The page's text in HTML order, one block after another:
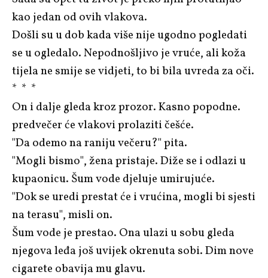
kao jedan od ovih vlakova.
Došli su u dob kada više nije ugodno pogledati
se u ogledalo. Nepodnošljivo je vruće, ali koža
tijela ne smije se vidjeti, to bi bila uvreda za oči.
* * *
On i dalje gleda kroz prozor. Kasno popodne.
predvečer će vlakovi prolaziti češće.
"Da odemo na raniju večeru?" pita.
"Mogli bismo", žena pristaje. Diže se i odlazi u
kupaonicu. Šum vode djeluje umirujuće.
"Dok se uredi prestat će i vrućina, mogli bi sjesti
na terasu", misli on.
Šum vode je prestao. Ona ulazi u sobu gleda
njegova leđa još uvijek okrenuta sobi. Dim nove
cigarete obavija mu glavu.